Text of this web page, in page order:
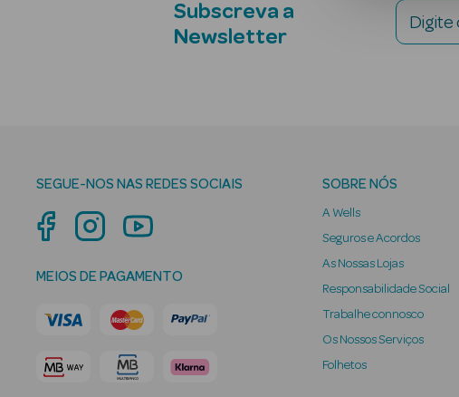
Subscreva a
Newsletter
Digite
SEGUE-NOS NAS REDES SOCIAIS
MEIOS DE PAGAMENTO
SOBRE NÓS
A Wells
Seguros e Acordos
As Nossas Lojas
Responsabilidade Social
Trabalhe connosco
Os Nossos Serviços
Folhetos